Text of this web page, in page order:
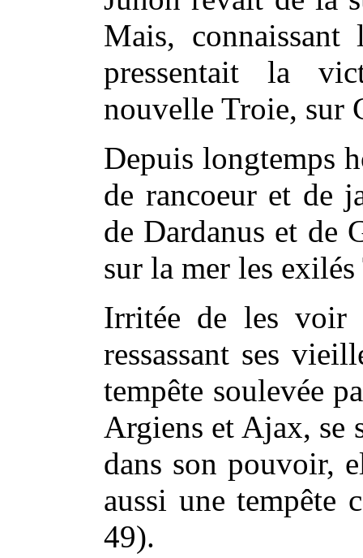
Mais,
pressentait la
nouvelle Troie, sur
Depuis longtemps
de rancoeur et de
de Dardanus et de
sur la mer les
Irritée de les voir
ressassant ses
tempête soulevée
Argiens et Ajax, se
dans son pouvoir,
aussi une tempête
49).